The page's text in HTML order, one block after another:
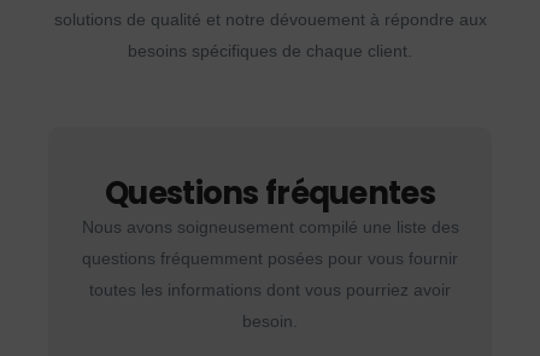
solutions de qualité et notre dévouement à répondre aux
besoins spécifiques de chaque client.
Questions fréquentes
Nous avons soigneusement compilé une liste des
questions fréquemment posées pour vous fournir
toutes les informations dont vous pourriez avoir
besoin.